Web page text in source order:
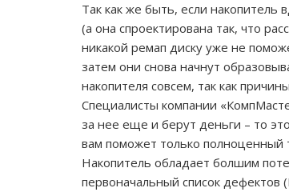
Так как же быть, если накопитель
(а она спроектирована так, что
никакой ремап диску уже не
затем они снова начнут
накопителя совсем, так как
Специалисты компании
за нее еще и берут деньги – то
вам поможет только полноценный
Накопитель обладает болшим
первоначальный список дефектов